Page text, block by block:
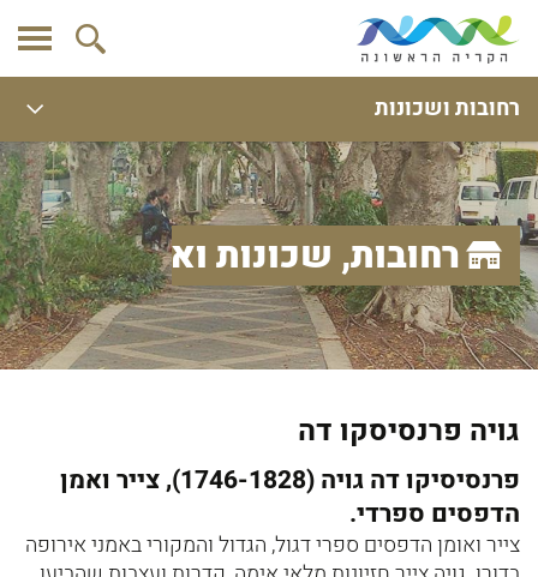
רחובות ושכונות
רחובות, שכונות ואתרים
גויה פרנסיסקו דה
פרנסיסיקו דה גויה (1746-1828), צייר ואמן
הדפסים ספרדי.
צייר ואומן הדפסים ספרי דגול, הגדול והמקורי באמני אירופה